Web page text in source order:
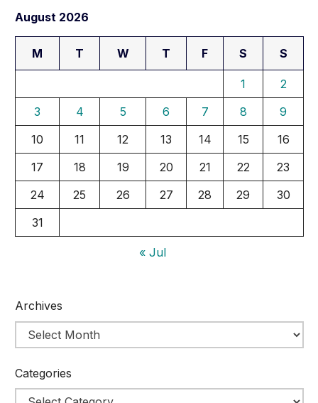
August 2026
M T W T F S S
1
2
3
4 5 6 7 8
9
10
11 12 13 14 15
16
17
18 19 20 21 22
23
24
25 26 27 28 29
30
31
« Jul
Archives
Categories